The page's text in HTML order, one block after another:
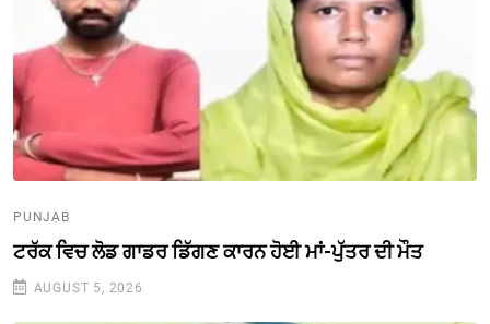
PUNJAB
ਟਰੱਕ ਵਿਚ ਲੋਡ ਗਾਡਰ ਡਿੱਗਣ ਕਾਰਨ ਹੋਈ ਮਾਂ-ਪੁੱਤਰ ਦੀ ਮੌਤ
AUGUST 5, 2026